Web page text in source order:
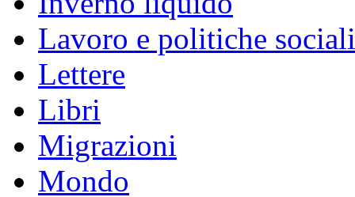
Lavoro e politiche sociali
Lettere
Libri
Migrazioni
Mondo